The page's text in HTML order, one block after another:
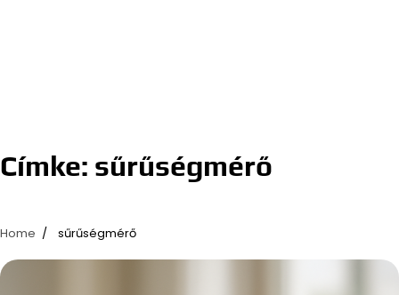
Címke: sűrűségmérő
Home sűrűségmérő